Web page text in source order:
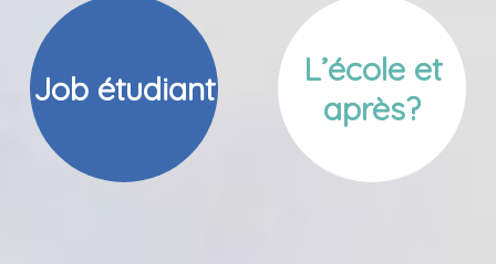
Job étudiant
L’école et
après?